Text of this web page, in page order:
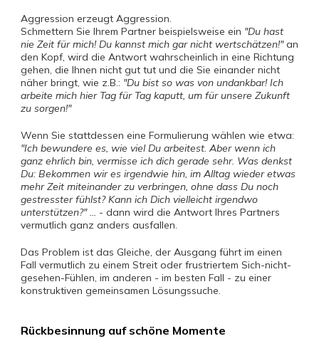
Aggression erzeugt Aggression.
Schmettern Sie Ihrem Partner beispielsweise ein "Du hast
nie Zeit für mich! Du kannst mich gar nicht wertschätzen!"an
den Kopf, wird die Antwort wahrscheinlich in eine Richtung
gehen, die Ihnen nicht gut tut und die Sie einander nicht
näher bringt, wie z.B.: "Du bist so was von undankbar! Ich
arbeite mich hier Tag für Tag kaputt, um für unsere Zukunft
zu sorgen!"
Wenn Sie stattdessen eine Formulierung wählen wie etwa:
"Ich bewundere es, wie viel Du arbeitest. Aber wenn ich
ganz ehrlich bin, vermisse ich dich gerade sehr. Was denkst
Du: Bekommen wir es irgendwie hin, im Alltag wieder etwas
mehr Zeit miteinander zu verbringen, ohne dass Du noch
gestresster fühlst? Kann ich Dich vielleicht irgendwo
unterstützen?" ... - dann wird die Antwort Ihres Partners
vermutlich ganz anders ausfallen.
Das Problem ist das Gleiche, der Ausgang führt im einen
Fall vermutlich zu einem Streit oder frustriertem Sich-nicht-
gesehen-Fühlen, im anderen - im besten Fall - zu einer
konstruktiven gemeinsamen Lösungssuche.
Rückbesinnung auf schöne Momente